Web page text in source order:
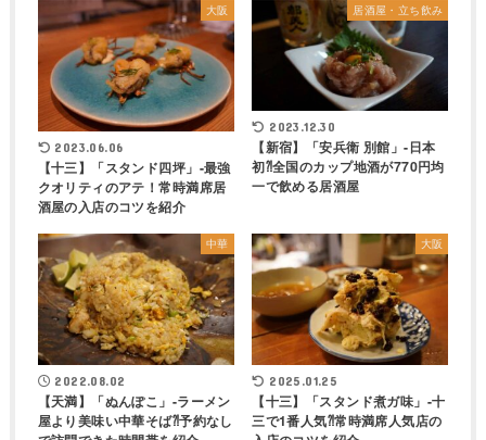
大阪
2023.06.06
【十三】「スタンド四坪」-最強
クオリティのアテ！常時満席居
酒屋の入店のコツを紹介
居酒屋・立ち飲み
2023.12.30
【新宿】「安兵衛 別館」-日本
初⁈全国のカップ地酒が770円均
一で飲める居酒屋
中華
2022.08.02
【天満】「ぬんぽこ」-ラーメン
屋より美味い中華そば⁈予約なし
大阪
2025.01.25
【十三】「スタンド煮ガ味」-十
三で1番人気⁈常時満席人気店の